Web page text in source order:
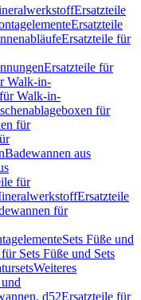
Ersatzteile
Ersatzteile
Ersatzteile für
Ersatzteile für
Walk-in-
Walk-in-
für
für
Badewannen aus
für
Ersatzteile
für
Sets Füße und
Sets Füße und Sets
Weiteres
d52Ersatzteile für